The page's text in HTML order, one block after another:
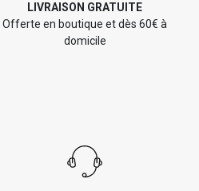
LIVRAISON GRATUITE
Offerte en boutique et dès 60€ à
domicile